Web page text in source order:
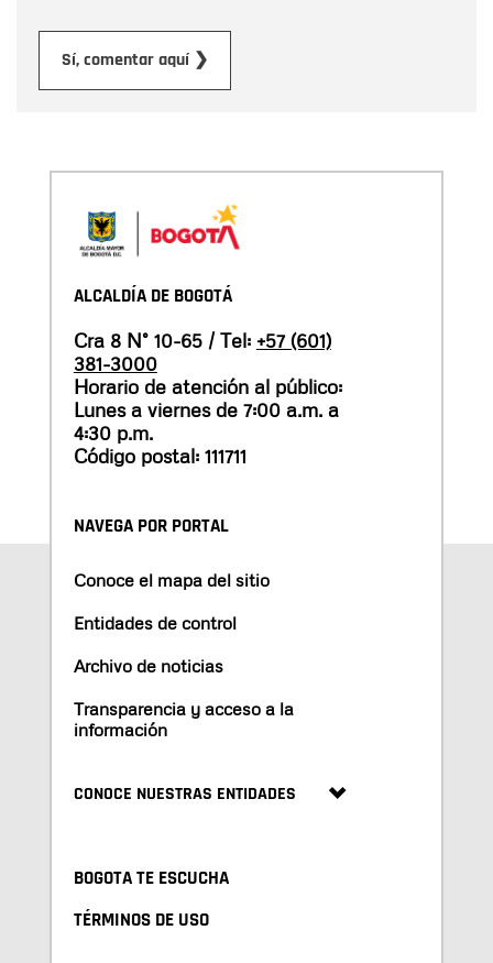
Sí, comentar aquí ❯
ALCALDÍA DE BOGOTÁ
Cra 8 N° 10-65 / Tel: +57 (601)
381-3000
Horario de atención al público:
Lunes a viernes de 7:00 a.m. a
4:30 p.m.
Código postal: 111711
NAVEGA POR PORTAL
Conoce el mapa del sitio
Entidades de control
Archivo de noticias
Transparencia y acceso a la
información
CONOCE NUESTRAS ENTIDADES
BOGOTA TE ESCUCHA
TÉRMINOS DE USO